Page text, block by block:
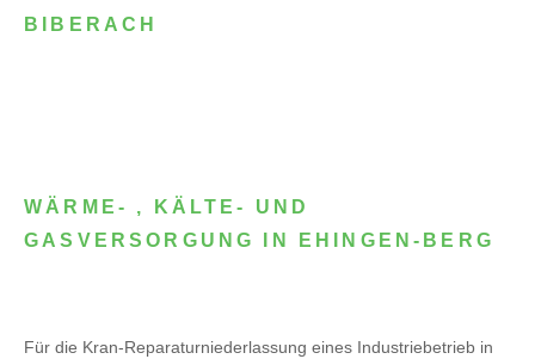
BIBERACH
WÄRME- , KÄLTE- UND
GASVERSORGUNG IN EHINGEN-BERG
Für die Kran-Reparaturniederlassung eines Industriebetrieb in